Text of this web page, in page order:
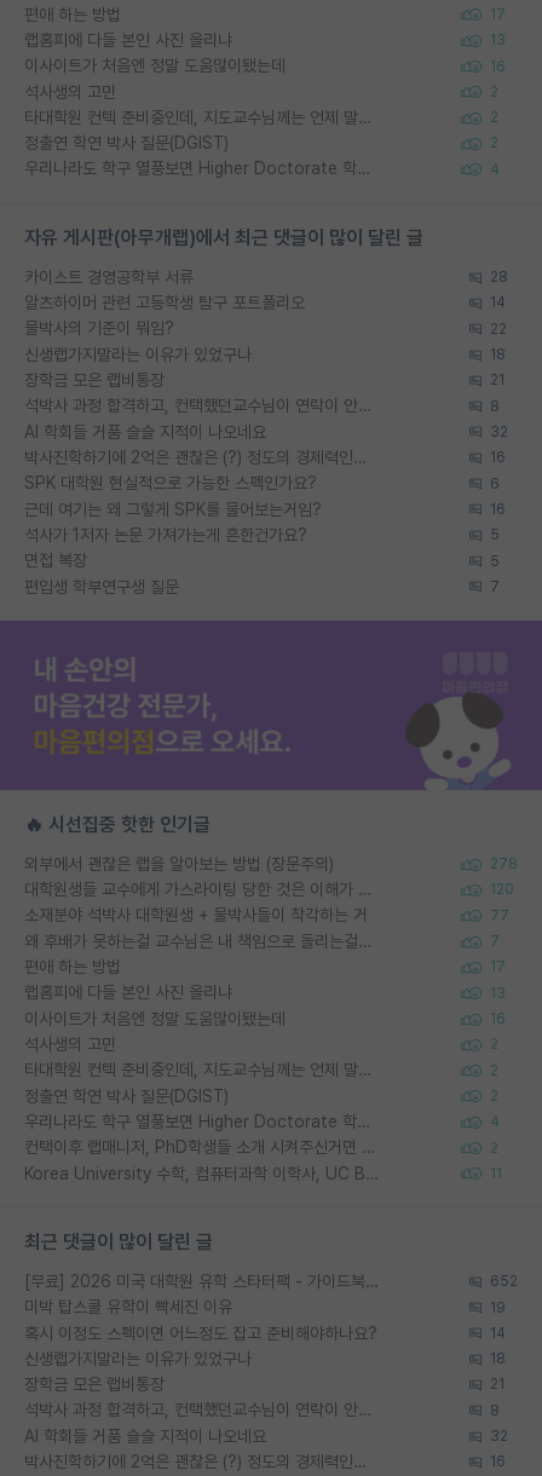
편애 하는 방법 17
랩홈피에 다들 본인 사진 올리냐 13
이사이트가 처음엔 정말 도움많이됐는데 16
석사생의 고민 2
타대학원 컨텍 준비중인데, 지도교수님께는 언제 말씀드려야 할까요? 2
정출연 학연 박사 질문(DGIST) 2
우리나라도 학구 열풍보면 Higher Doctorate 학위가 필요하다고 봅니다. 4
자유 게시판(아무개랩)에서 최근 댓글이 많이 달린 글
카이스트 경영공학부 서류 28
알츠하이머 관련 고등학생 탐구 포트폴리오 14
물박사의 기준이 뭐임? 22
신생랩가지말라는 이유가 있었구나 18
장학금 모은 랩비통장 21
석박사 과정 합격하고, 컨택했던교수님이 연락이 안됩니다... 8
AI 학회들 거품 슬슬 지적이 나오네요 32
박사진학하기에 2억은 괜찮은 (?) 정도의 경제력인가요 16
SPK 대학원 현실적으로 가능한 스펙인가요? 6
근데 여기는 왜 그렇게 SPK를 물어보는거임? 16
석사가 1저자 논문 가져가는게 흔한건가요? 5
면접 복장 5
편입생 학부연구생 질문 7
🔥 시선집중 핫한 인기글
외부에서 괜찮은 랩을 알아보는 방법 (장문주의) 278
대학원생들 교수에게 가스라이팅 당한 것은 이해가 갑니다. 안타깝네요. 120
소재분야 석박사 대학원생 + 물박사들이 착각하는 거 77
왜 후배가 못하는걸 교수님은 내 책임으로 돌리는걸까요? 7
편애 하는 방법 17
랩홈피에 다들 본인 사진 올리냐 13
이사이트가 처음엔 정말 도움많이됐는데 16
석사생의 고민 2
타대학원 컨텍 준비중인데, 지도교수님께는 언제 말씀드려야 할까요? 2
정출연 학연 박사 질문(DGIST) 2
우리나라도 학구 열풍보면 Higher Doctorate 학위가 필요하다고 봅니다. 4
컨택이후 랩매니저, PhD학생들 소개 시켜주신거면 거의 컨펌에 가깝나요? 2
Korea University 수학, 컴퓨터과학 이학사, UC Berkeley 산업공학 대학원 공학박사가 되는 것은 쉽지 않겠죠? 11
최근 댓글이 많이 달린 글
[무료] 2026 미국 대학원 유학 스타터팩 - 가이드북 & 합격자 컨택메일 템플릿 652
미박 탑스쿨 유학이 빡세진 이유 19
혹시 이정도 스펙이면 어느정도 잡고 준비해야하나요? 14
신생랩가지말라는 이유가 있었구나 18
장학금 모은 랩비통장 21
석박사 과정 합격하고, 컨택했던교수님이 연락이 안됩니다... 8
AI 학회들 거품 슬슬 지적이 나오네요 32
박사진학하기에 2억은 괜찮은 (?) 정도의 경제력인가요 16